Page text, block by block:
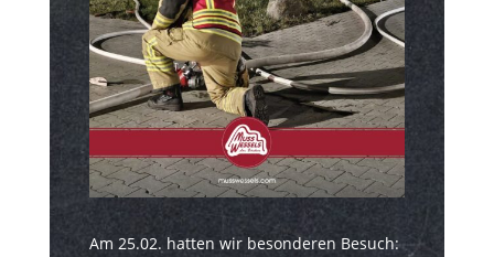
Am 25.02. hatten wir besonderen Besuch: